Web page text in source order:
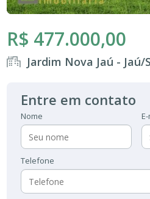
R$ 477.000,00
Jardim Nova Jaú - Jaú/
Entre em contato
Nome
Telefone